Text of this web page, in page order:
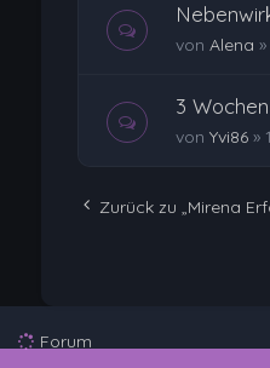
von Alena »
3
von Yvi86»
Zurück zu „Mirena
Forum